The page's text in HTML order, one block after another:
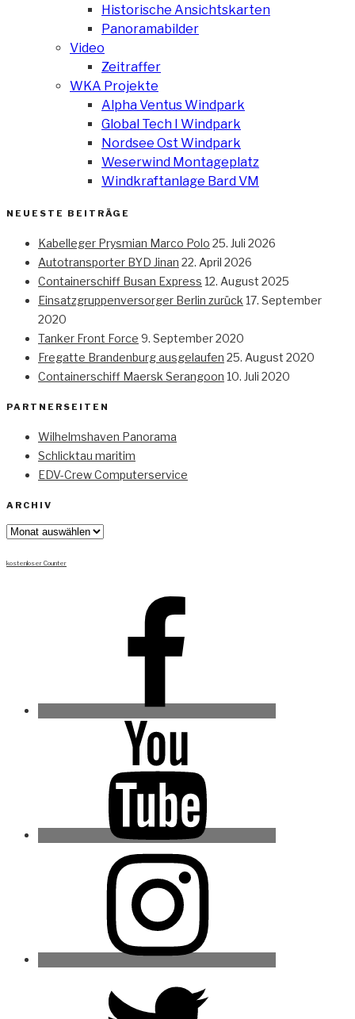
Historische Ansichtskarten
Panoramabilder
Video
Zeitraffer
WKA Projekte
Alpha Ventus Windpark
Global Tech I Windpark
Nordsee Ost Windpark
Weserwind Montageplatz
Windkraftanlage Bard VM
NEUESTE BEITRÄGE
Kabelleger Prysmian Marco Polo 25. Juli 2026
Autotransporter BYD Jinan 22. April 2026
Containerschiff Busan Express 12. August 2025
Einsatzgruppenversorger Berlin zurück 17. September
2020
Tanker Front Force 9. September 2020
Fregatte Brandenburg ausgelaufen 25. August 2020
Containerschiff Maersk Serangoon 10. Juli 2020
PARTNERSEITEN
Wilhelmshaven Panorama
Schlicktau maritim
EDV-Crew Computerservice
ARCHIV
Archiv
kostenloser Counter